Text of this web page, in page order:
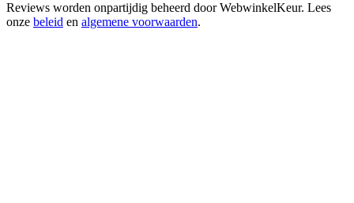
Reviews worden onpartijdig beheerd doorWebwinkelKeur. Lees
onze beleid en algemene voorwaarden.